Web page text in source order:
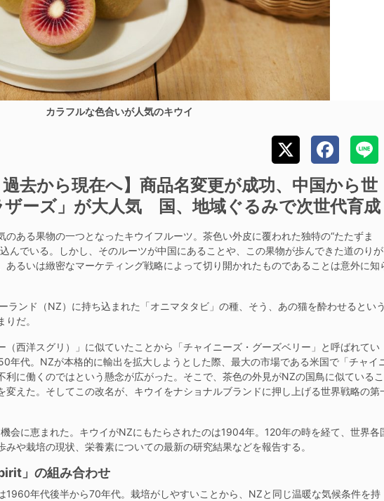
カラフルな色合いが人気のキウイ
過去から現在へ】商品名変更が成功、中国から世
ーズ」が大人気 国、地域ぐるみで次世代育成
ある果物の一つとなったキウイフルーツ。茶色い外皮に覆われた独特の“たたずま
んでいる。しかし、そのルーツが中国にあることや、この果物が歩んできた道のりが
あるいは緻密なマーケティング戦略によって切り開かれたものであることは意外に知
ンド（NZ）に持ち込まれた「オニマタタビ」の種、そう、あの猫を酔わせるという
だ。
西洋スグリ）」に似ていたことから「チャイニーズ・グーズベリー」と呼ばれてい
年代。NZが本格的に輸出を拡大しようとした際、最大の市場である米国で「チャイ
利に働くのではという懸念が広がった。そこで、茶色の外見がNZの国鳥に似ているこ
変えた。そしてこの改名が、キウイをナショナルブランドに押し上げる世界戦略の第
会に恵まれた。キウイがNZにもたらされたのは1904年。120年の時を経て、世界各
や栽培の現状、栄養素についての最新の研究結果などを報告する。
」の組み合わせ
年代後半から70年代。栽培がしやすいことから、NZと同じ温暖な気候条件を持